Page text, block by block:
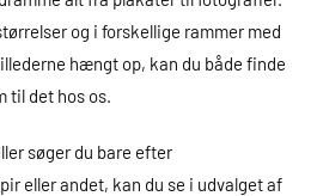
og i forskellige rammer med
hængt op, kan du både finde
til det hos os.
søger du bare efter
eller andet, kan du se i udvalget af